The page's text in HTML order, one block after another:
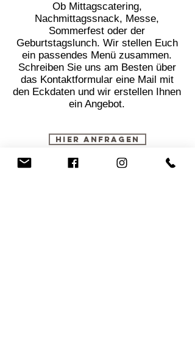
Ob Mittagscatering,
Nachmittagssnack, Messe,
Sommerfest oder der
Geburtstagslunch. Wir stellen Euch
ein passendes Menü zusammen.
Schreiben Sie uns am Besten über
das Kontaktformular eine Mail mit
den Eckdaten und wir erstellen Ihnen
ein Angebot.
Hier Anfragen